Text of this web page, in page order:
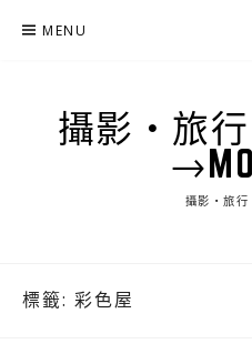
MENU
攝影‧旅
攝影‧旅行
標籤: 彩色屋